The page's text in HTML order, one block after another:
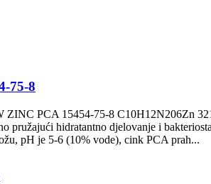
75-8
PCA 15454-75-8 C10H12N206Zn
pružajući hidratantno djelovanje i
pH je 5-6 (10% vode), cink PCA prah...